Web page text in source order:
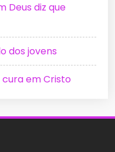
Deus diz que
dos jovens
cura em Cristo